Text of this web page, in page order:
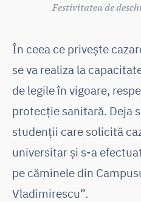
Festivitatea de
În ceea ce privește
se va realiza la
de legile în vigoare,
protecție sanitară. Deja
studenții care solicită
universitar și s-a
pe căminele din
Vladimirescu”.